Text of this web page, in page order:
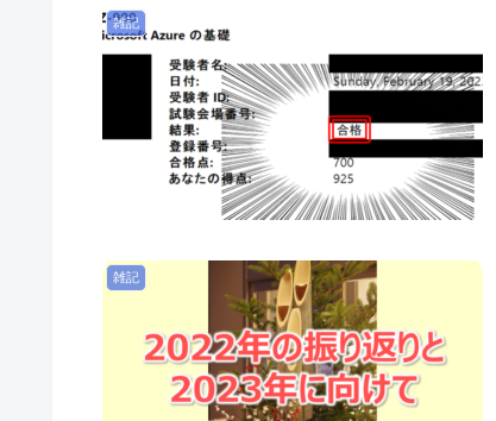
雑記
雑記